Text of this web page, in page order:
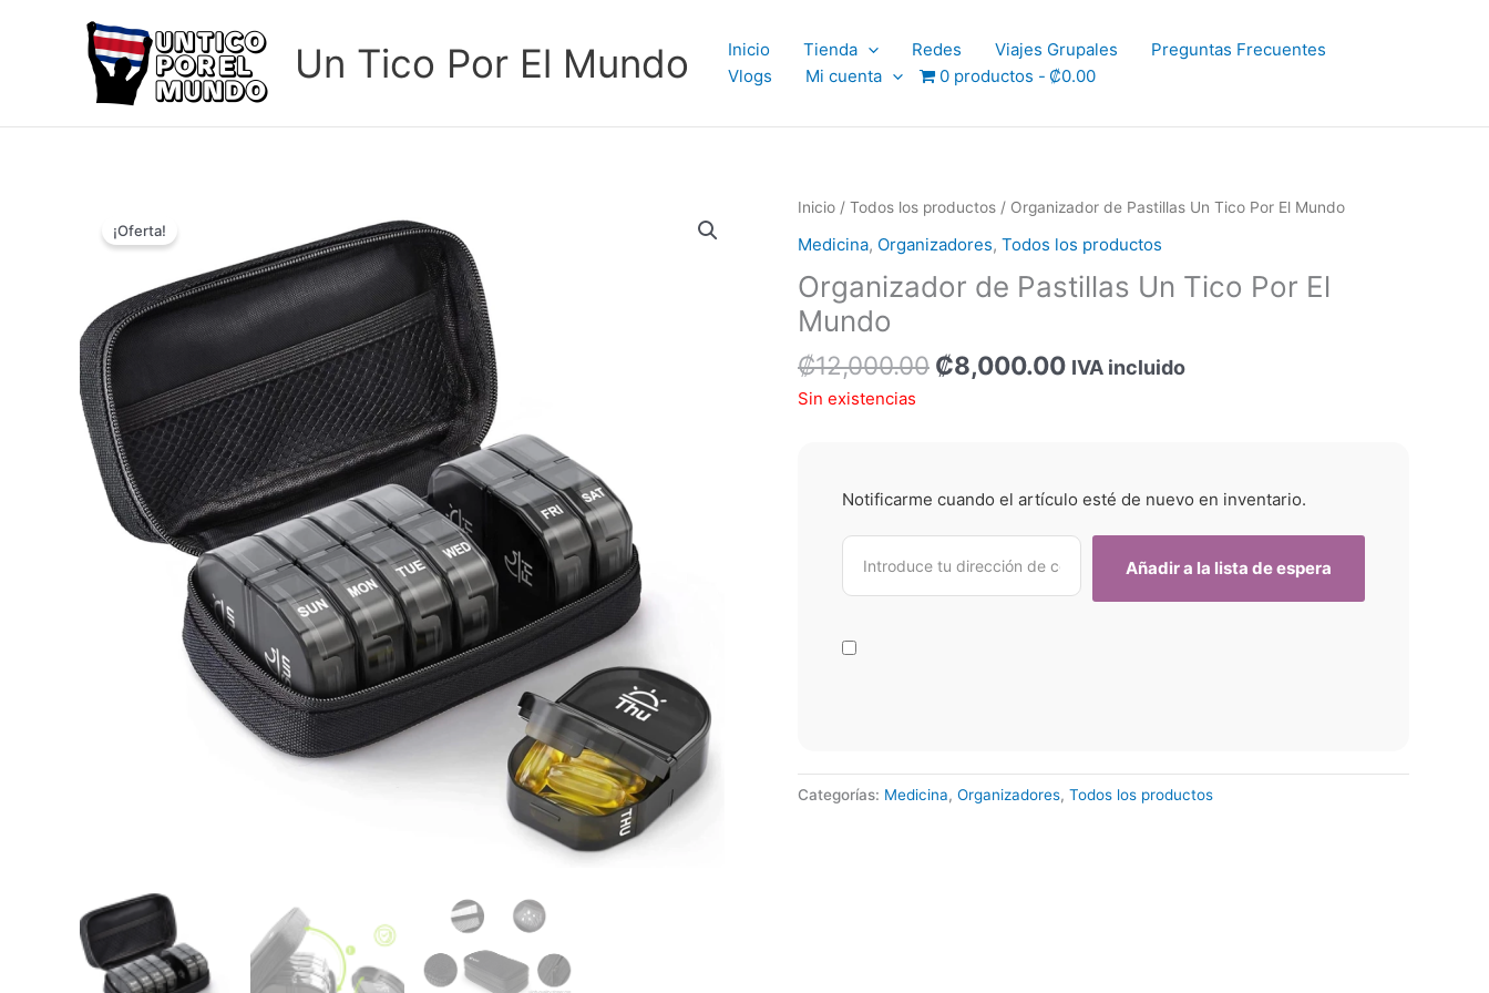
Un Tico Por El Mundo Inicio Tienda Redes Viajes Grupales
Preguntas Frecuentes
Vlogs
Mi cuenta 0 productos ₡0.00
¡Oferta!
Inicio / Todos los productos / Organizador de Pastillas Un Tico Por El Mundo
Medicina, Organizadores, Todos los productos
Organizador de Pastillas Un Tico Por El
Mundo
₡12,000.00
El
precio
original
era:
₡8,000.00
El
precio
actual
es:
IVA incluido
Sin existencias
Notificarme cuando el artículo esté de nuevo en inventario.
Categorías: Medicina, Organizadores, Todos los productos